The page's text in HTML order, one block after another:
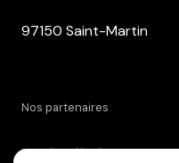
DPE ANCIENNE VERSION
97150 Saint-Martin
nos partenaires
mentions légales